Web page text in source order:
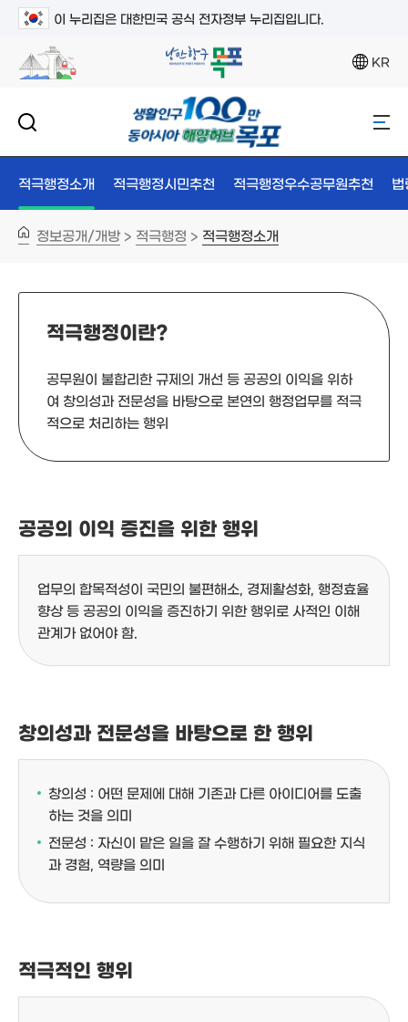
이 누리집은 대한민국 공식 전자정부 누리집입니다.
KR
적극행정소개 적극행정시민추천 적극행정우수공무원추천 법
정보공개/개방 > 적극행정 > 적극행정소개
적극행정이란?
공무원이 불합리한 규제의 개선 등 공공의 이익을 위하
여 창의성과 전문성을 바탕으로 본연의 행정업무를 적극
적으로 처리하는 행위
공공의 이익 증진을 위한 행위
업무의 합목적성이 국민의 불편해소, 경제활성화, 행정효율
향상 등 공공의 이익을 증진하기 위한 행위로 사적인 이해
관계가 없어야 함.
창의성과 전문성을 바탕으로 한 행위
창의성 : 어떤 문제에 대해 기존과 다른 아이디어를 도출
하는 것을 의미
전문성 : 자신이 맡은 일을 잘 수행하기 위해 필요한 지식
과 경험, 역량을 의미
적극적인 행위